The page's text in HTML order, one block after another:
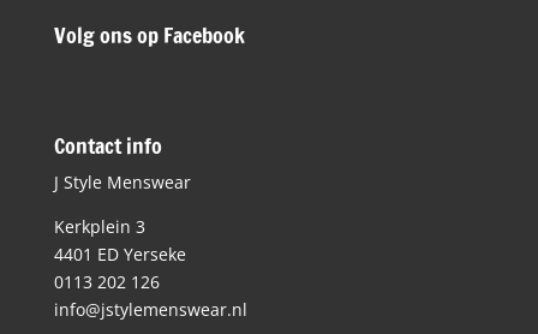
Volg ons op Facebook
Contact info
J Style Menswear
Kerkplein 3
4401 ED Yerseke
0113 202 126
info@jstylemenswear.nl